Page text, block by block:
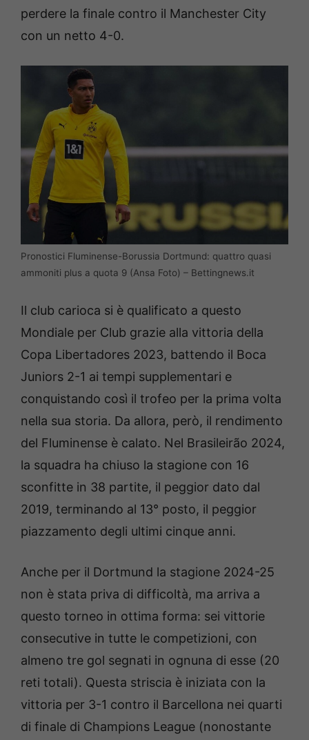
perdere la finale contro il Manchester City
con un netto 4-0.
Pronostici Fluminense-Borussia Dortmund: quattro quasi
ammoniti plus a quota 9 (Ansa Foto) – Bettingnews.it
Il club carioca si è qualificato a questo
Mondiale per Club grazie alla vittoria della
Copa Libertadores 2023, battendo il Boca
Juniors 2-1 ai tempi supplementari e
conquistando così il trofeo per la prima volta
nella sua storia. Da allora, però, il rendimento
del Fluminense è calato. Nel Brasileirão 2024,
la squadra ha chiuso la stagione con 16
sconfitte in 38 partite, il peggior dato dal
2019, terminando al 13° posto, il peggior
piazzamento degli ultimi cinque anni.
Anche per il Dortmund la stagione 2024-25
non è stata priva di difficoltà, ma arriva a
questo torneo in ottima forma: sei vittorie
consecutive in tutte le competizioni, con
almeno tre gol segnati in ognuna di esse (20
reti totali). Questa striscia è iniziata con la
vittoria per 3-1 contro il Barcellona nei quarti
di finale di Champions League (nonostante